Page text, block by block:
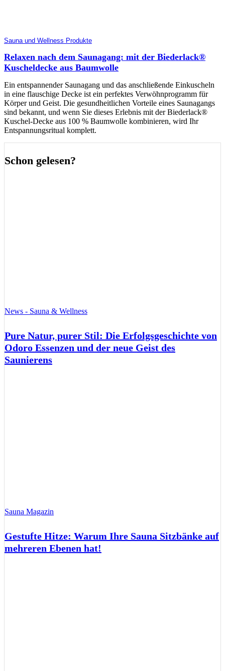
Sauna und Wellness Produkte
Relaxen nach dem Saunagang: mit der Biederlack®
Kuscheldecke aus Baumwolle
Ein entspannender Saunagang und das anschließende Einkuscheln
in eine flauschige Decke ist ein perfektes Verwöhnprogramm für
Körper und Geist. Die gesundheitlichen Vorteile eines Saunagangs
sind bekannt, und wenn Sie dieses Erlebnis mit der Biederlack®
Kuschel-Decke aus 100 % Baumwolle kombinieren, wird Ihr
Entspannungsritual komplett.
Schon gelesen?
News - Sauna & Wellness
Pure Natur, purer Stil: Die Erfolgsgeschichte von
Odoro Essenzen und der neue Geist des
Saunierens
Sauna Magazin
Gestufte Hitze: Warum Ihre Sauna Sitzbänke auf
mehreren Ebenen hat!